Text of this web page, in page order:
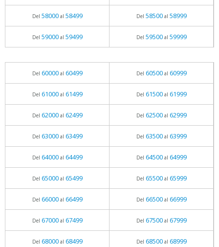
Del 58000al 58499 Del 58500al 58999
Del 59000al 59499 Del 59500al 59999
Del 60000al 60499 Del 60500al 60999
Del 61000al 61499 Del 61500al 61999
Del 62000al 62499 Del 62500al 62999
Del 63000al 63499 Del 63500al 63999
Del 64000al 64499 Del 64500al 64999
Del 65000al 65499 Del 65500al 65999
Del 66000al 66499 Del 66500al 66999
Del 67000al 67499 Del 67500al 67999
Del 68000al 68499 Del 68500al 68999